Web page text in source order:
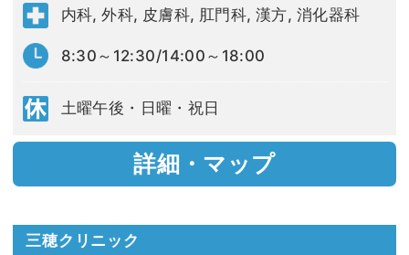
内科, 外科, 皮膚科, 肛門科, 漢方, 消化器科
8:30～12:30/14:00～18:00
土曜午後・日曜・祝日
詳細・マップ
三穂クリニック